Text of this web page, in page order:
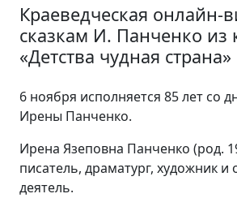
Краеведческая онлайн-
сказкам И. Панченко из
«Детства чудная страна»
6 ноября исполняется 85 лет со
Ирены Панченко.
Ирена Язеповна Панченко (род.
писатель, драматург, художник
деятель.